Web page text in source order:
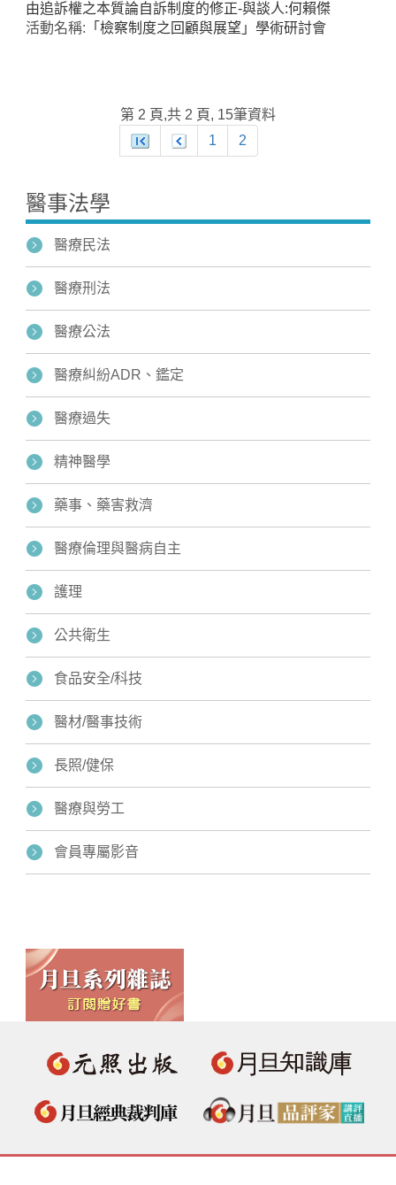
由追訴權之本質論自訴制度的修正-與談人:何賴傑
活動名稱: 「檢察制度之回顧與展望」學術研討會
第 2 頁,共 2 頁, 15筆資料
1
2
醫事法學
醫療民法
醫療刑法
醫療公法
醫療糾紛ADR、鑑定
醫療過失
精神醫學
藥事、藥害救濟
醫療倫理與醫病自主
護理
公共衛生
食品安全/科技
醫材/醫事技術
長照/健保
醫療與勞工
會員專屬影音